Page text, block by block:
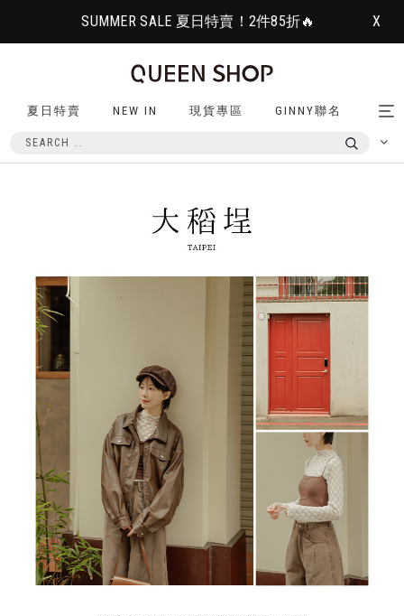
SUMMER SALE 夏日特賣！2件85折🔥 X
夏日特賣 NEW IN 現貨專區 GINNY聯名